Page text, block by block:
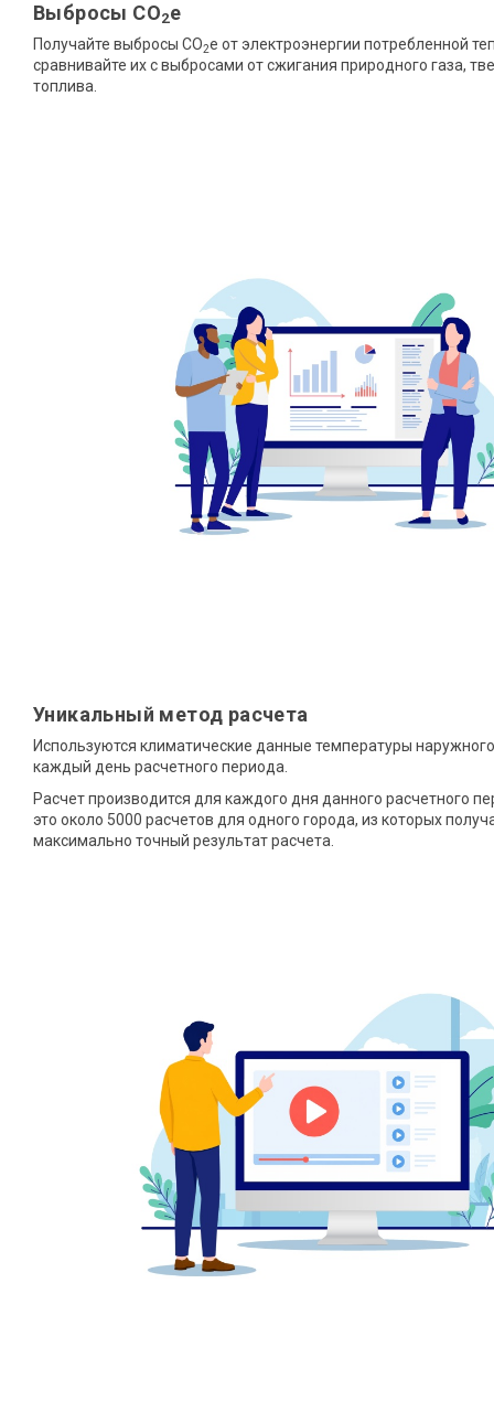
Выбросы CO2e
Получайте выбросы CO2e от электроэнергии потребленной
сравнивайте их с выбросами от сжигания природного газа,
топлива.
Уникальный метод расчета
Используются климатические данные температуры
каждый день расчетного периода.
Расчет производится для каждого дня данного расчетного
это около 5000 расчетов для одного города, из которых
максимально точный результат расчета.